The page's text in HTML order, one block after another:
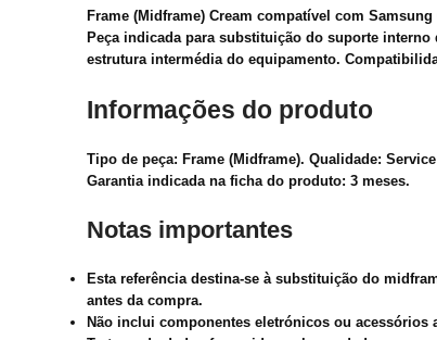
Frame (Midframe) Cream compatível com
Peça indicada para substituição do suporte
estrutura intermédia do equipamento.
Informações do produto
Tipo de peça: Frame (Midframe). Qualidade:
Garantia indicada na ficha do produto: 3 meses.
Notas importantes
Esta referência destina-se à substituição do
antes da compra.
Não inclui componentes eletrónicos ou acessórios